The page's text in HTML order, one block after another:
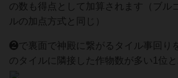
の数も得点として加算されます（ブル
ルの加点方式と同じ）
❷で裏面で神殿に繋がるタイル事回り
のタイルに隣接した作物数が多い1位